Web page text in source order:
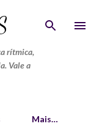
rítmica,
Vale a
Mais…